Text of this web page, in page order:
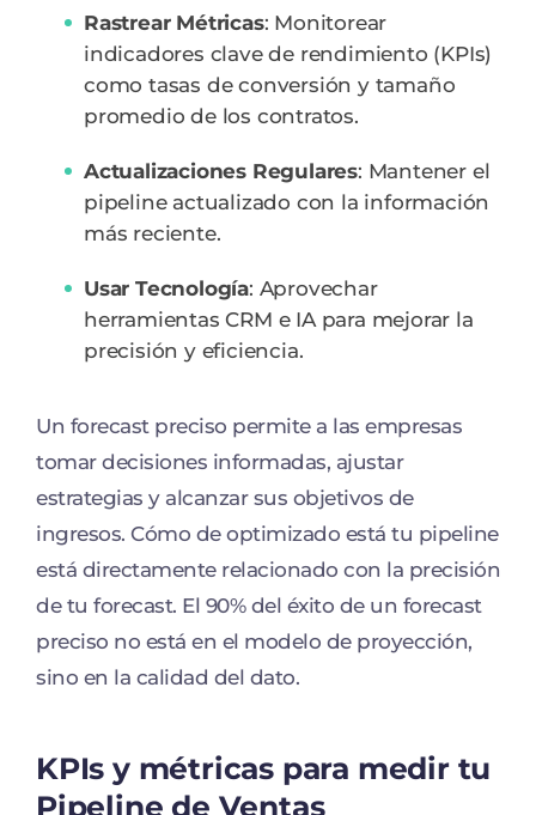
Rastrear Métricas: Monitorear
indicadores clave de rendimiento (KPIs)
como tasas de conversión y tamaño
promedio de los contratos.
Actualizaciones Regulares: Mantener el
pipeline actualizado con la información
más reciente.
Usar Tecnología: Aprovechar
herramientas CRM e IA para mejorar la
precisión y eficiencia.
Un forecast preciso permite a las empresas
tomar decisiones informadas, ajustar
estrategias y alcanzar sus objetivos de
ingresos. Cómo de optimizado está tu pipeline
está directamente relacionado con la precisión
de tu forecast. El 90% del éxito de un forecast
preciso no está en el modelo de proyección,
sino en la calidad del dato.
KPIs y métricas para medir tu
Pipeline de Ventas